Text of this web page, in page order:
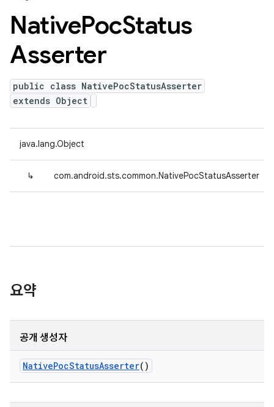
NativePocStatus
Asserter
public class NativePocStatusAsserter
extends Object
java.lang.Object
↳ com.android.sts.common.NativePocStatusAsserter
요약
공개 생성자
NativePocStatusAsserter()